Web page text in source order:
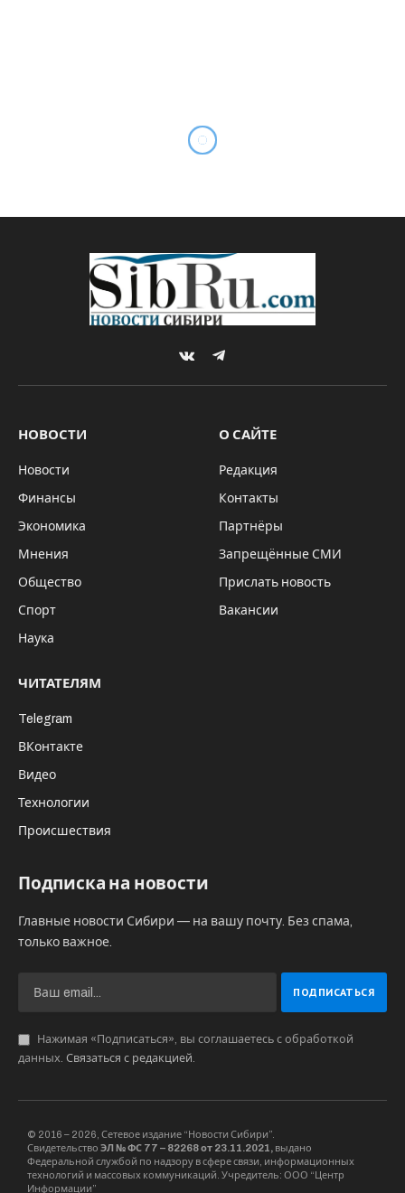
банковского счёта житель
Мариинска приговорён к 2
годам 6 месяцам лишения
свободы
Кражу денежных средств 35-летний
рецидивист совершил при помощи
мобильного телефона потерпевшей путём
сканирования её отпечатка пальца в тот
В ходе рассмотрения уголовного дела
Мариинским городским судом Кемеровской
области было установлено, что в июне 2020
знакомой. Хозяйка дома находилась на работе,
но в доме находилась потерпевшая, с которой
они стали распивать спиртное. В ходе
распития спиртного потерпевшая сообщила
подсудимому, что ей на банковскую карту
потерпевшая производила разблокировку
своего мобильного телефона указательным
пальцем правой руки. Через некоторое время
потерпевшая после распития спиртного ушла
спать в другую комнату. Воспользовавшись
её мобильный телефон и разблокировал его,
прислонив к указательному пальцу
потерпевшей. После этого при помощи
который уже был произведён, он в два приёма
перевёл на свой счёт 6 тысяч рублей. Позже,